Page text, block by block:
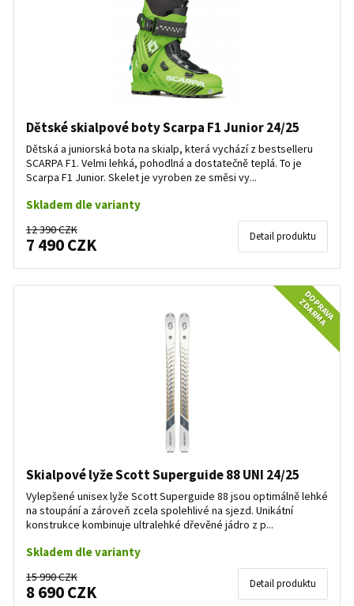
Dětské skialpové boty Scarpa F1 Junior 24/25
Dětská a juniorská bota na skialp, která vychází z bestselleru
SCARPA F1. Velmi lehká, pohodlná a dostatečně teplá. To je
Scarpa F1 Junior. Skelet je vyroben ze směsi vy...
Skladem dle varianty
12 390 CZK
7 490 CZK Detail produktu
DOPRAVA
ZDARMA
Skialpové lyže Scott Superguide 88 UNI 24/25
Vylepšené unisex lyže Scott Superguide 88 jsou optimálně lehké
na stoupání a zároveň zcela spolehlivé na sjezd. Unikátní
konstrukce kombinuje ultralehké dřevěné jádro z p...
Skladem dle varianty
15 990 CZK
8 690 CZK Detail produktu